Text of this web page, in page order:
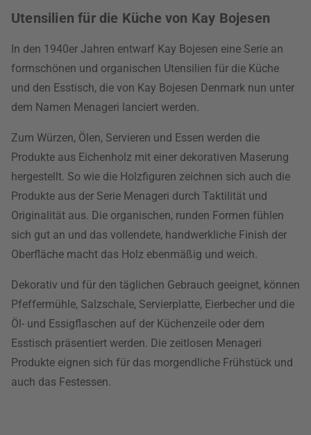
Utensilien für die Küche von Kay Bojesen
In den 1940er Jahren entwarf Kay Bojesen eine Serie an
formschönen und organischen Utensilien für die Küche
und den Esstisch, die von Kay Bojesen Denmark nun unter
dem Namen Menageri lanciert werden.
Zum Würzen, Ölen, Servieren und Essen werden die
Produkte aus Eichenholz mit einer dekorativen Maserung
hergestellt. So wie die Holzfiguren zeichnen sich auch die
Produkte aus der Serie Menageri durch Taktilität und
Originalität aus. Die organischen, runden Formen fühlen
sich gut an und das vollendete, handwerkliche Finish der
Oberfläche macht das Holz ebenmäßig und weich.
Dekorativ und für den täglichen Gebrauch geeignet, können
Pfeffermühle, Salzschale, Servierplatte, Eierbecher und die
Öl- und Essigflaschen auf der Küchenzeile oder dem
Esstisch präsentiert werden. Die zeitlosen Menageri
Produkte eignen sich für das morgendliche Frühstück und
auch das Festessen.